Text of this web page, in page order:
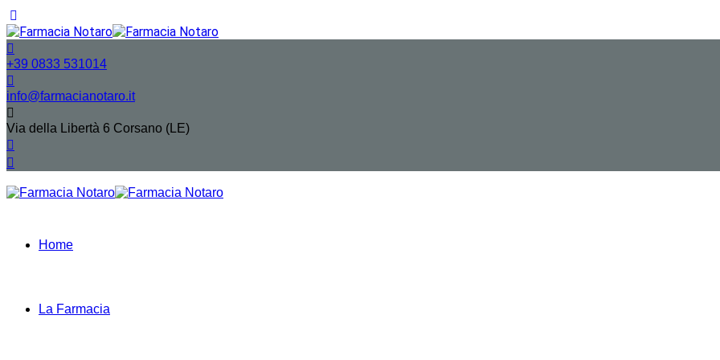
+39 0833 531014
info@farmacianotaro.it
Via della Libertà 6 Corsano (LE)
Home
La Farmacia